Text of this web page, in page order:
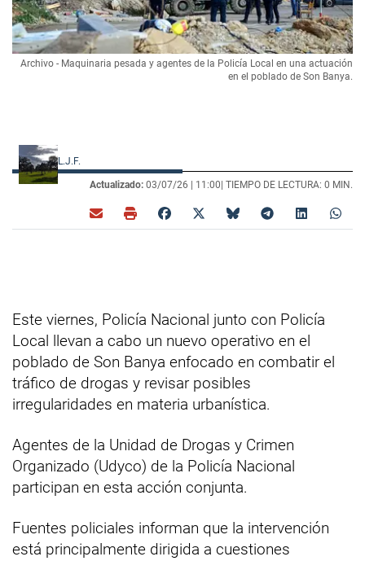
Archivo - Maquinaria pesada y agentes de la Policía Local en una actuación
en el poblado de Son Banya.
L.J.F.
Actualizado: 03/07/26 | 11:00| TIEMPO DE LECTURA: 0 MIN.
Este viernes, Policía Nacional junto con Policía
Local llevan a cabo un nuevo operativo en el
poblado de Son Banya enfocado en combatir el
tráfico de drogas y revisar posibles
irregularidades en materia urbanística.
Agentes de la Unidad de Drogas y Crimen
Organizado (Udyco) de la Policía Nacional
participan en esta acción conjunta.
Fuentes policiales informan que la intervención
está principalmente dirigida a cuestiones